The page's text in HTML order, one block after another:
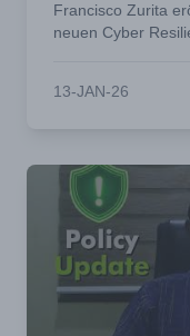
Francisco Zurita
neuen Cyber
13-JAN-26